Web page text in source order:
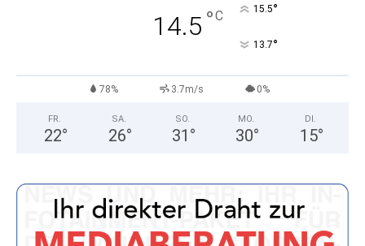
14.5 °C 15.5°
13.7°
78% 3.7m/s 0%
FR.
22°
SA.
26°
SO.
31 °
MO.
30°
DI.
15°